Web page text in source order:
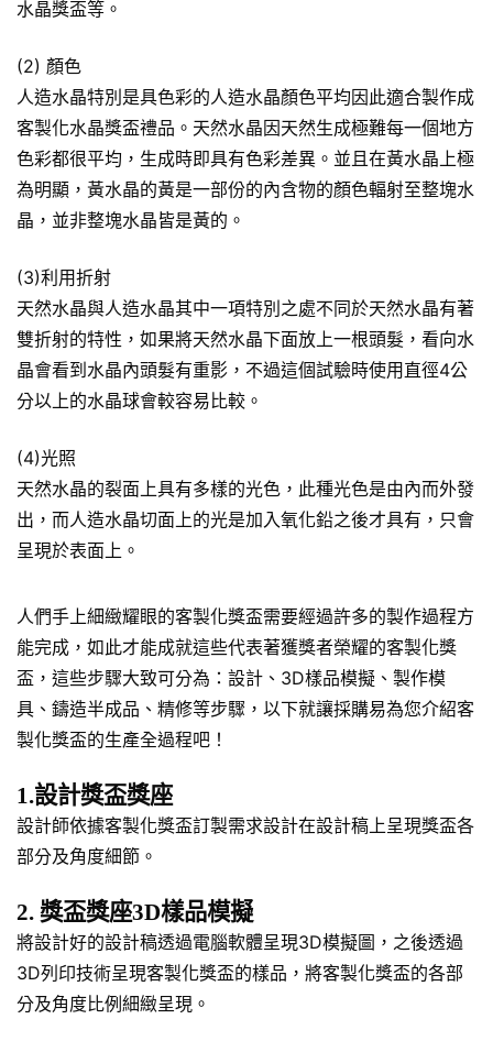
水晶獎盃等。
(2) 顏色
人造水晶特別是具色彩的人造水晶顏色平均因此適合製作成
客製化水晶獎盃禮品。天然水晶因天然生成極難每一個地方
色彩都很平均，生成時即具有色彩差異。並且在黃水晶上極
為明顯，黃水晶的黃是一部份的內含物的顏色輻射至整塊水
晶，並非整塊水晶皆是黃的。
(3)利用折射
天然水晶與人造水晶其中一項特別之處不同於天然水晶有著
雙折射的特性，如果將天然水晶下面放上一根頭髮，看向水
晶會看到水晶內頭髮有重影，不過這個試驗時使用直徑4公
分以上的水晶球會較容易比較。
(4)光照
天然水晶的裂面上具有多樣的光色，此種光色是由內而外發
出，而人造水晶切面上的光是加入氧化鉛之後才具有，只會
呈現於表面上。
人們手上細緻耀眼的客製化獎盃需要經過許多的製作過程方
能完成，如此才能成就這些代表著獲獎者榮耀的客製化獎
盃，這些步驟大致可分為：設計、3D樣品模擬、製作模
具、鑄造半成品、精修等步驟，以下就讓採購易為您介紹客
製化獎盃的生產全過程吧！
1.設計獎盃獎座
設計師依據客製化獎盃訂製需求設計在設計稿上呈現獎盃各
部分及角度細節。
2. 獎盃獎座3D樣品模擬
將設計好的設計稿透過電腦軟體呈現3D模擬圖，之後透過
3D列印技術呈現客製化獎盃的樣品，將客製化獎盃的各部
分及角度比例細緻呈現。